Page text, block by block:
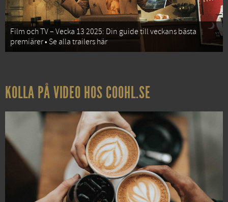
Film och TV – Vecka 13 2025: Din guide till veckans bästa
premiärer • Se alla trailers här
KOLLA PÅ VIDEO HOS COOHL.SE